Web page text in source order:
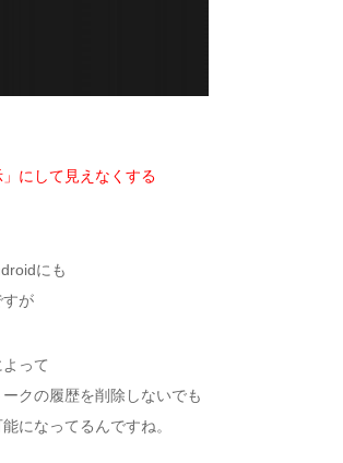
」にして見えなくする
にも
すが
って
クの履歴を削除しないでも
になってるんですね。